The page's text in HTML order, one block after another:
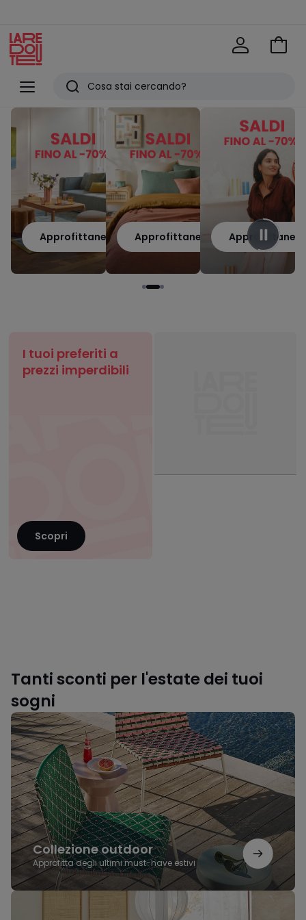
Menu
Redoute
Ricerca
Ultimi
articoli
visti
Vai
Approfittane Approfittane Approfittane
I tuoi preferiti a
prezzi imperdibili
Scopri
Tanti sconti per l'estate dei tuoi
sogni
Collezione outdoor
Approfitta degli ultimi must-have estivi
Collezione
outdoor
L'eleganza